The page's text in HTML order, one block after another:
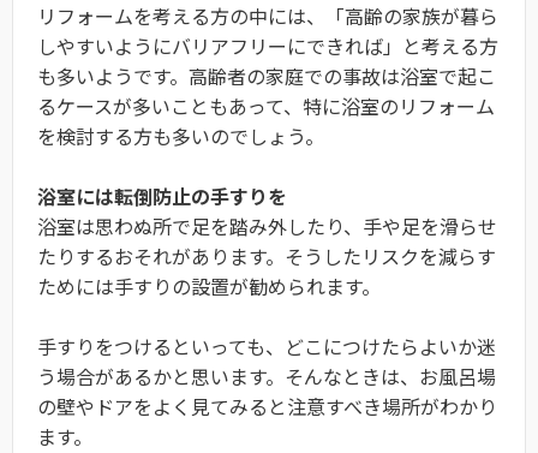
リフォームを考える方の中には、「高齢の家族が暮ら
しやすいようにバリアフリーにできれば」と考える方
も多いようです。高齢者の家庭での事故は浴室で起こ
るケースが多いこともあって、特に浴室のリフォーム
を検討する方も多いのでしょう。
浴室には転倒防止の手すりを
浴室は思わぬ所で足を踏み外したり、手や足を滑らせ
たりするおそれがあります。そうしたリスクを減らす
ためには手すりの設置が勧められます。
手すりをつけるといっても、どこにつけたらよいか迷
う場合があるかと思います。そんなときは、お風呂場
の壁やドアをよく見てみると注意すべき場所がわかり
ます。